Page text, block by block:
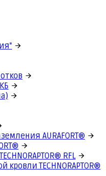
AURAFORT®
RFL
TECHNORAPTOR®